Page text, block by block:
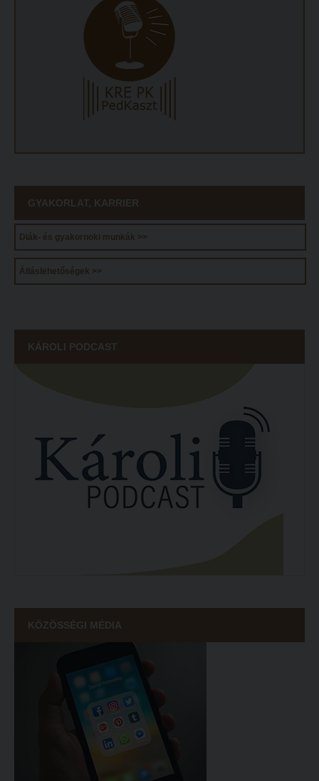
Díszoklevél igénylés
GYAKORLAT, KARRIER
Diák- és gyakornoki munkák >>
Álláslehetőségek >>
KÁROLI PODCAST
KÖZÖSSÉGI MÉDIA